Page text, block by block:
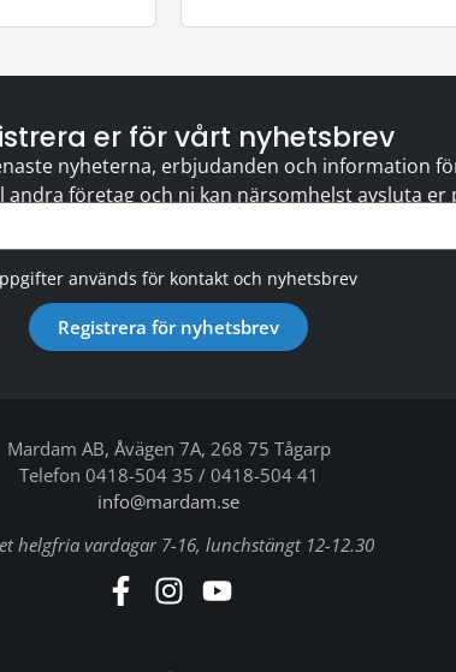
er för vårt nyhetsbrev
nyheterna, erbjudanden och information
företag och ni kan närsomhelst avsluta
används för kontakt och nyhetsbrev
Registrera för nyhetsbrev
Mardam AB, Åvägen 7A, 268 75 Tågarp
Telefon 0418-504 35 / 0418-504 41
info@mardam.se
helgfria vardagar 7-16, lunchstängt 12-12.30